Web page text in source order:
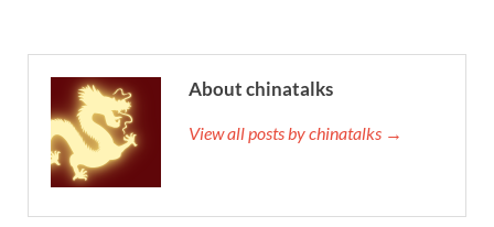
About chinatalks
View all posts by chinatalks →